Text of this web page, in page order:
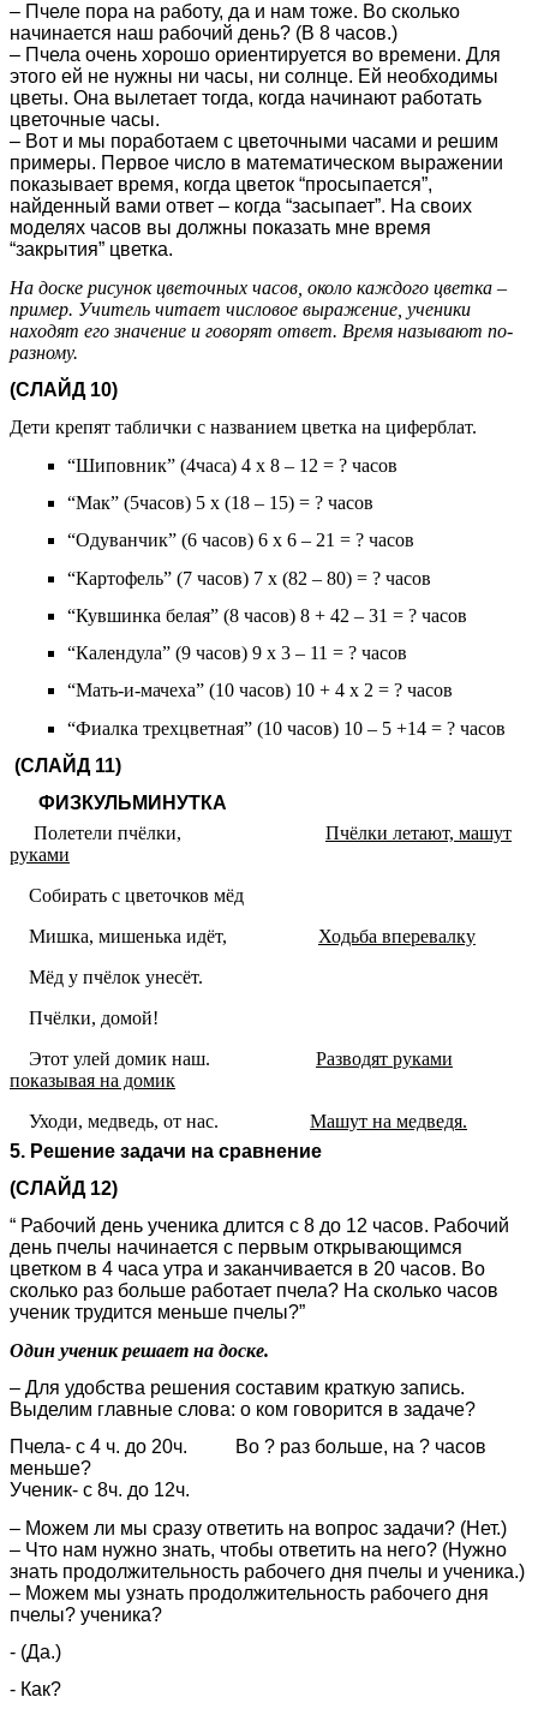
– Пчеле пора на работу, да и нам тоже. Во сколько
начинается наш рабочий день? (В 8 часов.)
– Пчела очень хорошо ориентируется во времени. Для
этого ей не нужны ни часы, ни солнце. Ей необходимы
цветы. Она вылетает тогда, когда начинают работать
цветочные часы.
– Вот и мы поработаем с цветочными часами и решим
примеры. Первое число в математическом выражении
показывает время, когда цветок “просыпается”,
найденный вами ответ – когда “засыпает”. На своих
моделях часов вы должны показать мне время
“закрытия” цветка.
На доске рисунок цветочных часов, около каждого цветка –
пример. Учитель читает числовое выражение, ученики
находят его значение и говорят ответ. Время называют по-
разному.
(СЛАЙД 10)
Дети крепят таблички с названием цветка на циферблат.
“Шиповник” (4часа) 4 х 8 – 12 = ? часов
“Мак” (5часов) 5 х (18 – 15) = ? часов
“Одуванчик” (6 часов) 6 х 6 – 21 = ? часов
“Картофель” (7 часов) 7 х (82 – 80) = ? часов
“Кувшинка белая” (8 часов) 8 + 42 – 31 = ? часов
“Календула” (9 часов) 9 х 3 – 11 = ? часов
“Мать-и-мачеха” (10 часов) 10 + 4 х 2 = ? часов
“Фиалка трехцветная” (10 часов) 10 – 5 +14 = ? часов
(СЛАЙД 11)
ФИЗКУЛЬМИНУТКА
Полетели пчёлки, Пчёлки летают, машут
руками
Собирать с цветочков мёд
Мишка, мишенька идёт, Ходьба вперевалку
Мёд у пчёлок унесёт.
Пчёлки, домой!
Этот улей домик наш. Разводят руками
показывая на домик
Уходи, медведь, от нас. Машут на медведя.
5. Решение задачи на сравнение
(СЛАЙД 12)
“ Рабочий день ученика длится с 8 до 12 часов. Рабочий
день пчелы начинается с первым открывающимся
цветком в 4 часа утра и заканчивается в 20 часов. Во
сколько раз больше работает пчела? На сколько часов
ученик трудится меньше пчелы?”
Один ученик решает на доске.
– Для удобства решения составим краткую запись.
Выделим главные слова: о ком говорится в задаче?
Пчела- с 4 ч. до 20ч. Во ? раз больше, на ? часов
меньше?
Ученик- с 8ч. до 12ч.
– Можем ли мы сразу ответить на вопрос задачи? (Нет.)
– Что нам нужно знать, чтобы ответить на него? (Нужно
знать продолжительность рабочего дня пчелы и ученика.)
– Можем мы узнать продолжительность рабочего дня
пчелы? ученика?
- (Да.)
- Как?